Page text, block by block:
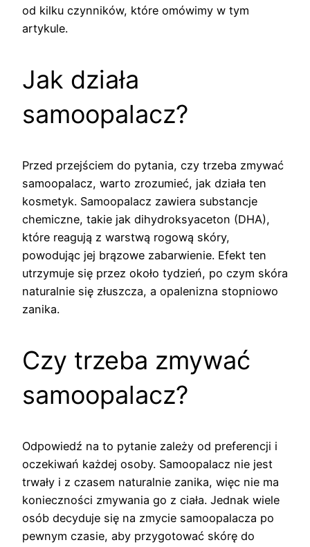
od kilku czynników, które omówimy w tym
artykule.
Jak działa
samoopalacz?
Przed przejściem do pytania, czy trzeba zmywać
samoopalacz, warto zrozumieć, jak działa ten
kosmetyk. Samoopalacz zawiera substancje
chemiczne, takie jak dihydroksyaceton (DHA),
które reagują z warstwą rogową skóry,
powodując jej brązowe zabarwienie. Efekt ten
utrzymuje się przez około tydzień, po czym skóra
naturalnie się złuszcza, a opalenizna stopniowo
zanika.
Czy trzeba zmywać
samoopalacz?
Odpowiedź na to pytanie zależy od preferencji i
oczekiwań każdej osoby. Samoopalacz nie jest
trwały i z czasem naturalnie zanika, więc nie ma
konieczności zmywania go z ciała. Jednak wiele
osób decyduje się na zmycie samoopalacza po
pewnym czasie, aby przygotować skórę do